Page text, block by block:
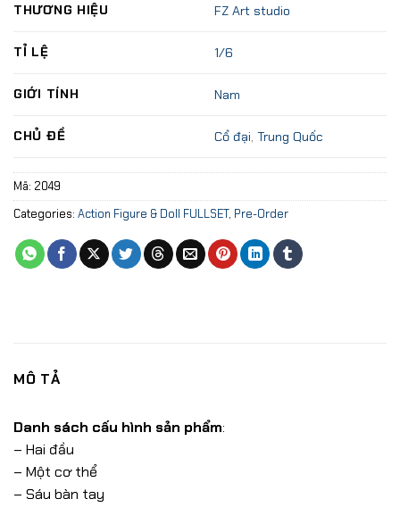
THƯƠNG HIỆU FZ Art studio
TỈ LỆ 1/6
GIỚI TÍNH Nam
CHỦ ĐỀ Cổ đại,Trung Quốc
Mã: 2049
Categories: Action Figure & Doll FULLSET, Pre-Order
MÔ TẢ
Danh sách cấu hình sản phẩm:
– Hai đầu
– Một cơ thể
– Sáu bàn tay